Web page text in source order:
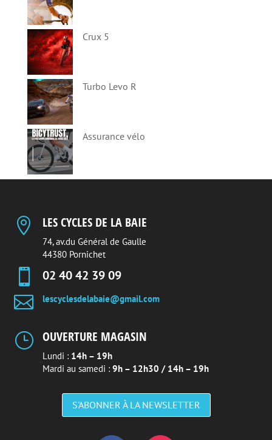
Crux 5
Turbo Levo R
Assurance vélo
 LES CYCLES DE LA BAIE
74, av.du Général de Gaulle
44380 Pornichet
 02 40 42 39 09
 lescyclesdelabaie@gmail.com
} OUVERTURE MAGASIN
Lundi : 14h – 19h
Mardi au samedi : 9h – 12h30 / 14h – 19h
S'ABONNER À LA NEWSLETTER